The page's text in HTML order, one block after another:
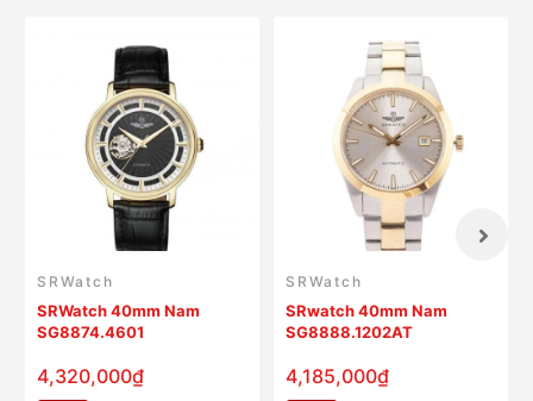
SRWatch
SRWatch 40mm Nam
SG8874.4601
4,320,000₫
SRWatch
SRwatch 40mm Nam
SG8888.1202AT
4,185,000₫